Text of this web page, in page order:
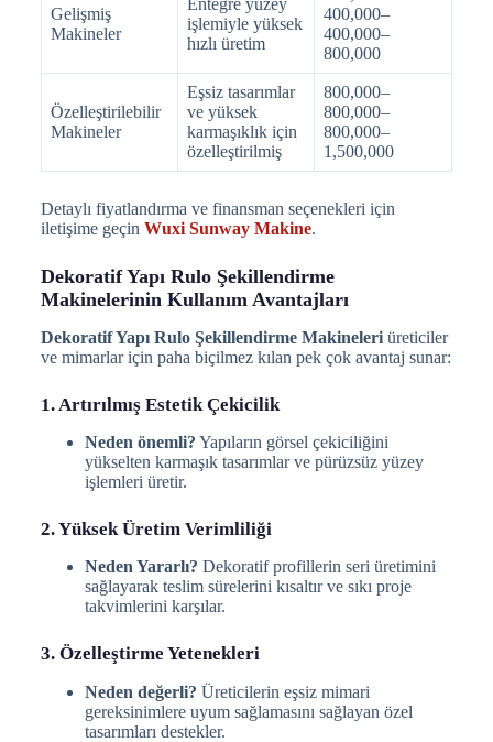
Gelişmiş
Makineler
işlemiyle yüksek
hızlı üretim
400,000–
400,000–
800,000
Özelleştirilebilir
Makineler
Eşsiz tasarımlar
ve yüksek
karmaşıklık için
özelleştirilmiş
800,000–
800,000–
800,000–
1,500,000
Detaylı fiyatlandırma ve finansman seçenekleri için
iletişime geçin Wuxi Sunway Makine.
Dekoratif Yapı Rulo Şekillendirme
Makinelerinin Kullanım Avantajları
Dekoratif Yapı Rulo Şekillendirme Makineleriüreticiler
ve mimarlar için paha biçilmez kılan pek çok avantaj sunar:
1. Artırılmış Estetik Çekicilik
Neden önemli? Yapıların görsel çekiciliğini
yükselten karmaşık tasarımlar ve pürüzsüz yüzey
işlemleri üretir.
2. Yüksek Üretim Verimliliği
Neden Yararlı? Dekoratif profillerin seri üretimini
sağlayarak teslim sürelerini kısaltır ve sıkı proje
takvimlerini karşılar.
3. Özelleştirme Yetenekleri
Neden değerli? Üreticilerin eşsiz mimari
gereksinimlere uyum sağlamasını sağlayan özel
tasarımları destekler.